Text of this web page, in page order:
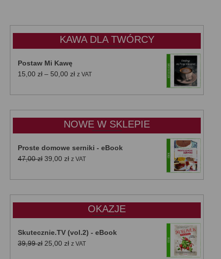
KAWA DLA TWÓRCY
Postaw Mi Kawę
15,00 zł – 50,00 złZakres
od
do
50,00 zł
z VAT
NOWE W SKLEPIE
Proste domowe serniki - eBook
47,00zł Pierwotna
wynosiła:
39,00 złAktualna
wynosi:
z VAT
OKAZJE
Skutecznie.TV (vol.2) - eBook
39,99zł Pierwotna
25,00 złAktualna
z VAT